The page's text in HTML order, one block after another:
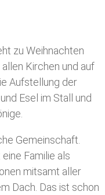
zu Weihnachten
Kirchen und auf
Aufstellung der
Esel im Stall und
Gemeinschaft.
Familie als
mitsamt aller
Dach. Das ist schon